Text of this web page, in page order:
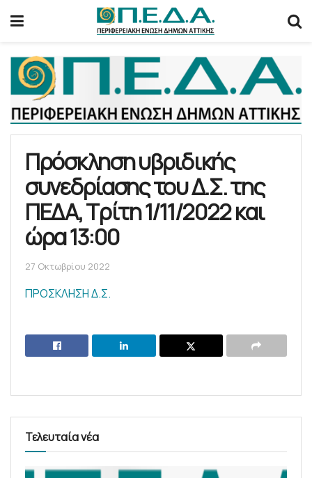
Πρόσκληση υβριδικής
συνεδρίασης του Δ.Σ. της
ΠΕΔΑ, Τρίτη 1/11/2022 και
ώρα 13:00
27 Οκτωβρίου 2022
ΠΡΟΣΚΛΗΣΗ Δ.Σ.
Τελευταία νέα